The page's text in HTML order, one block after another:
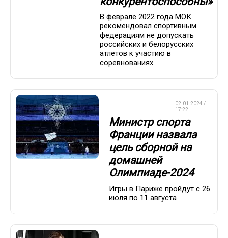
В феврале 2022 года МОК
рекомендовал спортивным
федерациям не допускать
российских и белорусских
атлетов к участию в
соревнованиях
02.01.2024 /
17:22
Министр спорта
Франции назвала
цель сборной на
домашней
Олимпиаде-2024
Игры в Париже пройдут с 26
июля по 11 августа